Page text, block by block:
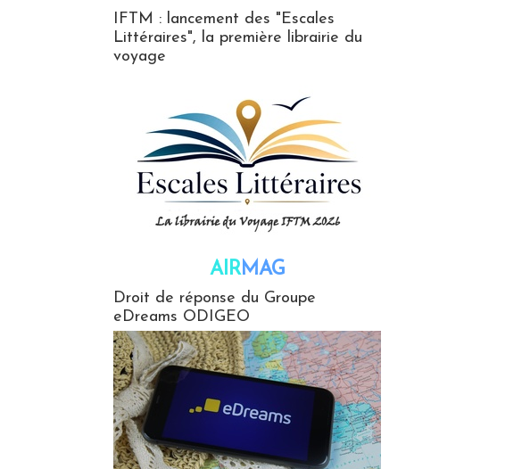
IFTM : lancement des "Escales
Littéraires", la première librairie du
voyage
AIRMAG
Droit de réponse du Groupe
eDreams ODIGEO